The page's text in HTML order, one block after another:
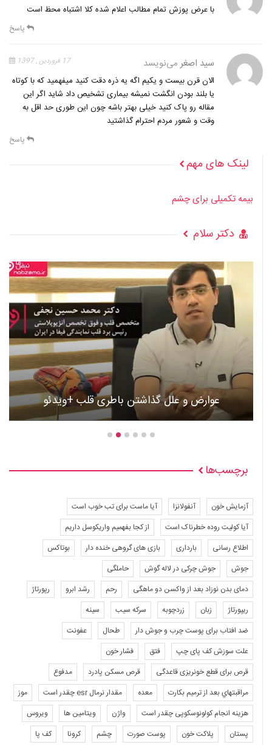
با عرض پوزش تمام مطالب اعلام شده کلا اشتباه محظ است
پاسخ
سید اصغرمی‌نویسد 17 فروردین , 1397
الان قرن بیست و یکیم اگه یه ذره دقت کنید میفهمید که با کوتاه
یا بلند بودن انگشت نمیشه بیماری تشخیص داد شاید اگر این
مقاله رو پاک کنید خیلی بهتر باشه چون این طوری حد اقل به
وقت و شعور مردم احترام گذاشتید
پاسخ
لینک های مهم
بیمه تکمیلی برای چشم
دکتر سلام
عوارض و علل گذاشتن باطری قلب +ویدئو
برچسب‌ها
آزمایش خون آنفولانزا
آیا ماست برای تب خوب است
آیا کولیت روده خطرناک است
از کجا بفهمیم واریکوسل داریم
اطلاع رسانی
بارداری بازی های گروهی خنده دار
بوتاکس
جوش
جوش چرکی در لاله گوش
حاملگی
دمای بدن نوزاد بعد از واکسن دو ماهگی
رحم رشد ابرو
رپورتاژ
ریپورتاژ
زبان زردچوبه سرکه سیب
سینه
ضد افتاب برای پوست چرب و جوش دار
طحال
عفونت
علت سوزش کف پای چپ
فتق
فشار خون
قرص برای قطع خونریزی قاعدگی
قرص مسکن پادرد
مدفوع
مراقبتهاي بعد از ترميم بكارت
معده مقدار نرمال esr چقدر است
موز
هزینه انجام کولونوسکوپی چقدر است
واژن ویتامین ها
ویروس
پستان
پلاکت خون پوست صورت چشم کرونا کف پا